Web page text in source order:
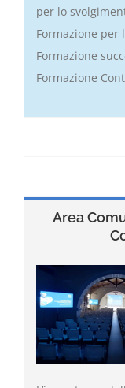
per lo
Formazione per
Formazione
Formazione
Area